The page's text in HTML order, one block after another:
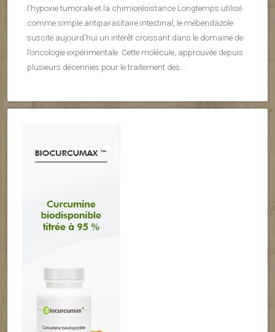
l’hypoxie tumorale et la chimiorésistance Longtemps utilisé
comme simple antiparasitaire intestinal, le mébendazole
suscite aujourd’hui un intérêt croissant dans le domaine de
l’oncologie expérimentale. Cette molécule, approuvée depuis
plusieurs décennies pour le traitement des...